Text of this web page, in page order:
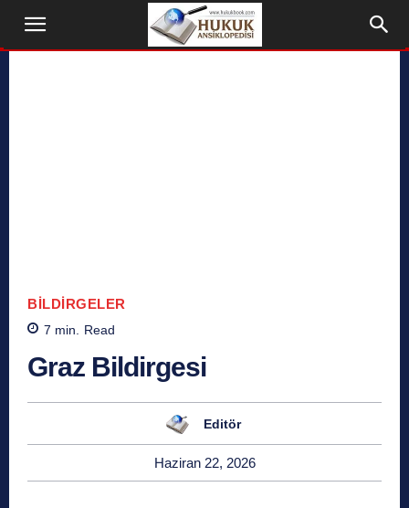
BILDIRGELER
7 min. Read
Graz Bildirgesi
Editör
Haziran 22, 2026